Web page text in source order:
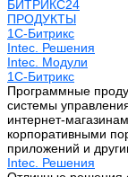
БИТРИКС24
ПРОДУКТЫ
1С-Битрикс
Intec. Решения
Intec. Модули
1С-Битрикс
Программные
системы
интернет-
корпоративными
приложений и
Intec. Решения